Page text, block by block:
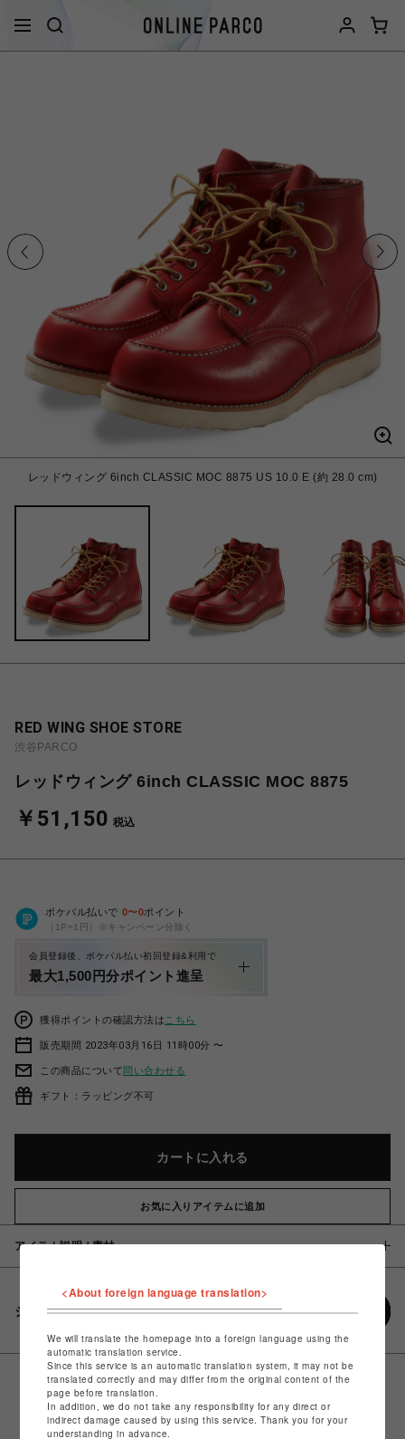
レッドウィング 6inch CLASSIC MOC 8875 US 10.0 E (約 28.0 cm)
RED WING SHOE STORE
渋谷PARCO
レッドウィング 6inch CLASSIC MOC 8875
￥51,150 税込
ポケパル払いで 0〜0ポイント
（1P=1円）※キャンペーン分除く
会員登録後、ポケパル払い初回登録&利用で
最大1,500円分ポイント進呈
獲得ポイントの確認方法は こちら
販売期間 2023年03月16日 11時00分 〜
この商品について問い合わせる
ギフト：ラッピング不可
カートに入れる
お気に入りアイテムに追加
アイテム説明 / 素材
シェアする
<About foreign language translation>
We will translate the homepage into a foreign language using the
automatic translation service.
Since this service is an automatic translation system, it may not be
translated correctly and may differ from the original content of the
page before translation.
In addition, we do not take any responsibility for any direct or
indirect damage caused by using this service. Thank you for your
understanding in advance.